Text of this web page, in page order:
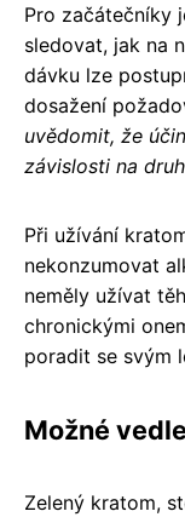
Pro začátečníky
sledovat, jak na
dávku lze
dosažení
uvědomit, že
závislosti na
Při užívání
nekonzumovat
neměly užívat
chronickými
poradit se svým
Možné
Zelený kratom,